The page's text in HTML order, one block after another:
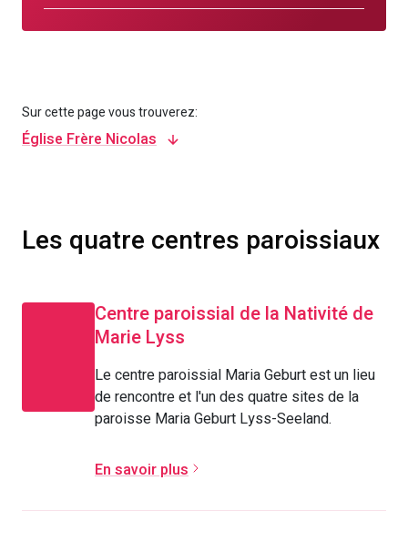
Sur cette page vous trouverez:
Église Frère Nicolas
Les quatre centres paroissiaux
Centre paroissial de la Nativité de
Marie Lyss
Le centre paroissial Maria Geburt est un lieu
de rencontre et l'un des quatre sites de la
paroisse Maria Geburt Lyss-Seeland.
En savoir plus